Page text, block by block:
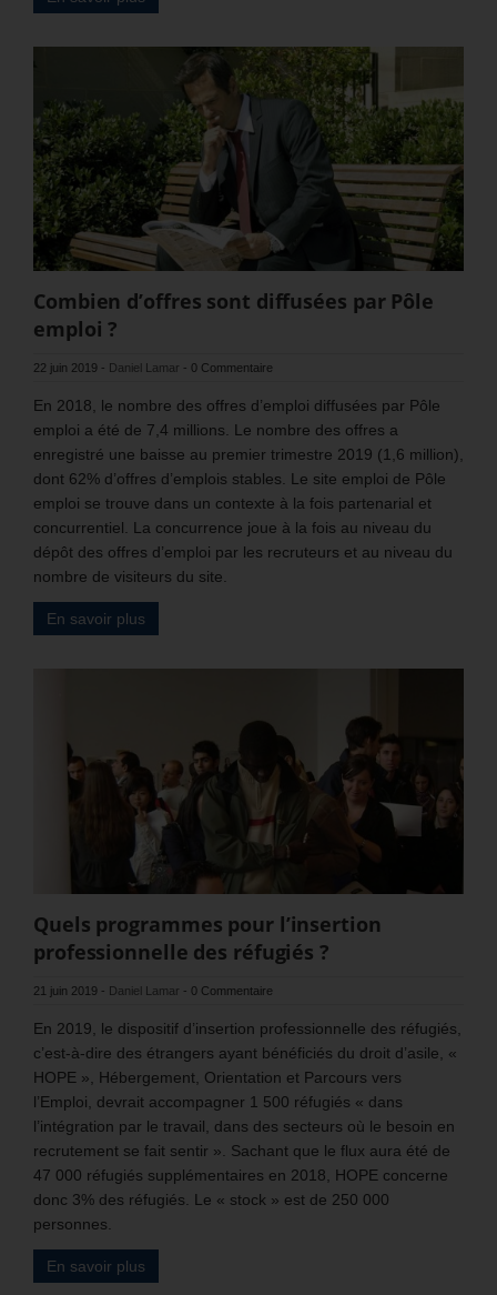
Combien d’offres sont diffusées par Pôle
emploi ?
22 juin 2019 - Daniel Lamar - 0 Commentaire
En 2018, le nombre des offres d’emploi diffusées par Pôle
emploi a été de 7,4 millions. Le nombre des offres a
enregistré une baisse au premier trimestre 2019 (1,6 million),
dont 62% d’offres d’emplois stables. Le site emploi de Pôle
emploi se trouve dans un contexte à la fois partenarial et
concurrentiel. La concurrence joue à la fois au niveau du
dépôt des offres d’emploi par les recruteurs et au niveau du
nombre de visiteurs du site.
En savoir plus
Quels programmes pour l’insertion
professionnelle des réfugiés ?
21 juin 2019 - Daniel Lamar - 0 Commentaire
En 2019, le dispositif d’insertion professionnelle des réfugiés,
c’est-à-dire des étrangers ayant bénéficiés du droit d’asile, «
HOPE », Hébergement, Orientation et Parcours vers
l’Emploi, devrait accompagner 1 500 réfugiés « dans
l’intégration par le travail, dans des secteurs où le besoin en
recrutement se fait sentir ». Sachant que le flux aura été de
47 000 réfugiés supplémentaires en 2018, HOPE concerne
donc 3% des réfugiés. Le « stock » est de 250 000
personnes.
En savoir plus